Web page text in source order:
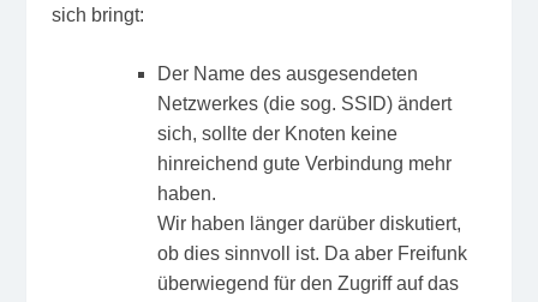
sich bringt:
Der Name des ausgesendeten
Netzwerkes (die sog. SSID) ändert
sich, sollte der Knoten keine
hinreichend gute Verbindung mehr
haben.
Wir haben länger darüber diskutiert,
ob dies sinnvoll ist. Da aber Freifunk
überwiegend für den Zugriff auf das